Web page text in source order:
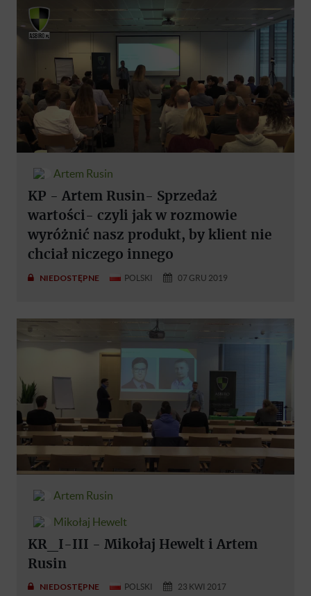
Artem Rusin
KP - Artem Rusin- Sprzedaż
wartości- czyli jak w rozmowie
wyróżnić nasz produkt, by klient nie
chciał niczego innego
NIEDOSTĘPNE POLSKI 07 GRU 2019
Artem Rusin
Mikołaj Hewelt
KR_I-III - Mikołaj Hewelt i Artem
Rusin
NIEDOSTĘPNE POLSKI 23 KWI 2017